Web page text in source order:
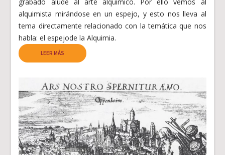
grabado alude al arte alquímico. Por ello vemos al
alquimista mirándose en un espejo, y esto nos lleva al
tema directamente relacionado con la temática que nos
habla: el espejode la Alquimia.
LEER MÁS